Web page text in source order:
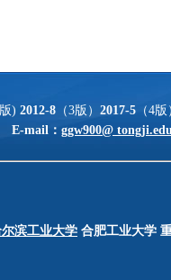
) 2012-8（3版） 2017-5（4版
E-mail： ggw900@
尔滨工业大学 合肥工业大学